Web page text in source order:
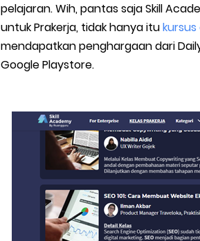
pelajaran. Wih, pantas saja Skill
untuk Prakerja, tidak hanya itu
mendapatkan penghargaan dari
Google Playstore.